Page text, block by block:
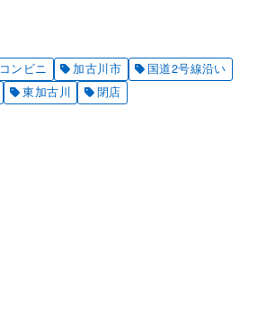
コンビニ 加古川市
国道2号線沿い
東加古川 閉店